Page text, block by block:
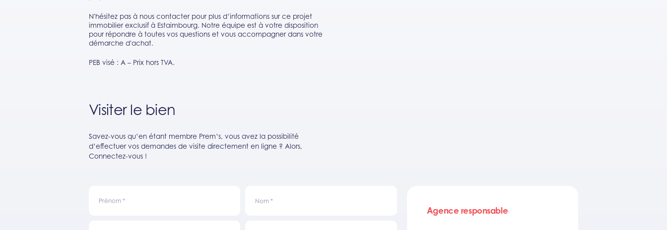
N'hésitez pas à nous contacter pour plus d’informations sur ce projet
immobilier exclusif à Estaimbourg. Notre équipe est à votre disposition
pour répondre à toutes vos questions et vous accompagner dans votre
démarche d'achat.
PEB visé : A – Prix hors TVA.
Visiter le bien
Savez-vous qu’en étant membre Prem’s, vous avez la possibilité
d’effectuer vos demandes de visite directement en ligne ? Alors,
Connectez-vous !
Prénom * Nom *
Agence responsable